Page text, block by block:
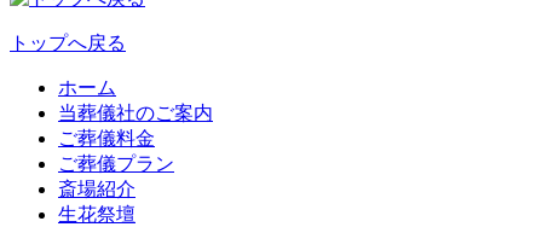
トップへ戻る
ホーム
当葬儀社のご案内
ご葬儀料金
ご葬儀プラン
斎場紹介
生花祭壇